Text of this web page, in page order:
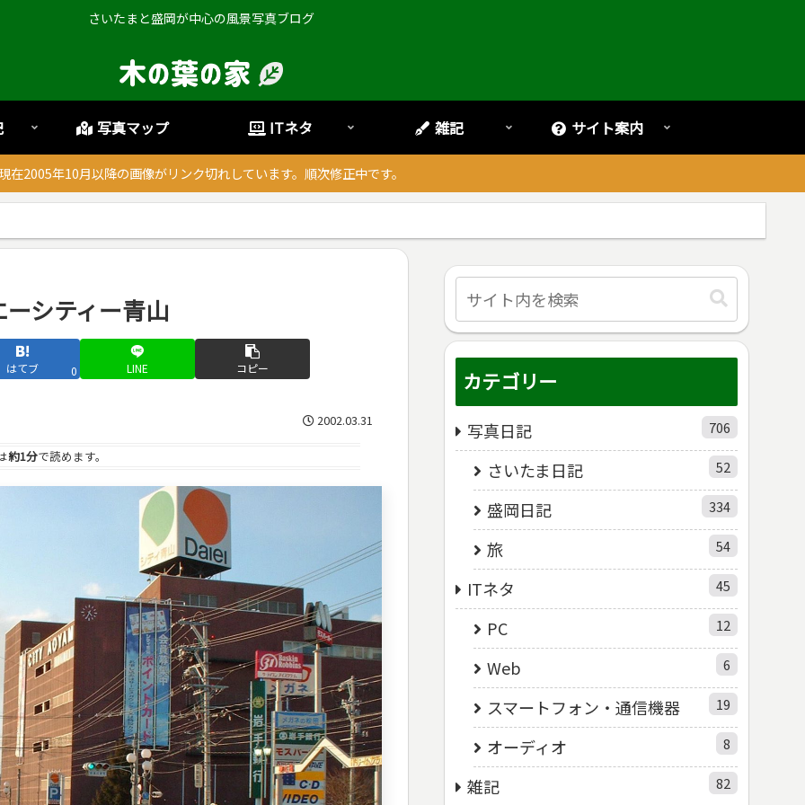
さいたまと盛岡が中心の風景写真ブログ
写真マップ ITネタ 雑記 サイト案内
在2005年10月以降の画像がリンク切れしています。順次修正中です。
シティー青山
はてブ 0 LINE コピー
2002.03.31
約1分で読めます。
カテゴリー
写真日記 706
さいたま日記 52
盛岡日記 334
旅 54
ITネタ 45
PC 12
Web 6
スマートフォン・通信機器 19
オーディオ 8
雑記 82